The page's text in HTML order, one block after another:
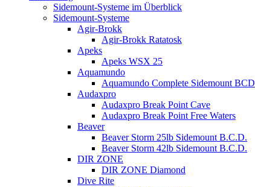
Sidemount-Systeme im Überblick
Sidemount-Systeme
Agir-Brokk
Agir-Brokk Ratatosk
Apeks
Apeks WSX 25
Aquamundo
Aquamundo Complete Sidemount BCD
Audaxpro
Audaxpro Break Point Cave
Audaxpro Break Point Free Waters
Beaver
Beaver Storm 25lb Sidemount B.C.D.
Beaver Storm 42lb Sidemount B.C.D.
DIR ZONE
DIR ZONE Diamond
Dive Rite